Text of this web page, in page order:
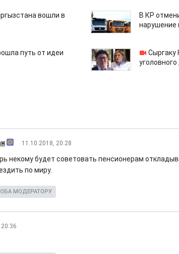
вошли в
В КР
нарушение
путь от идеи
Сыргаку
11.10.2018, 20:28
некому будет советовать пенсионерам
по миру.
МОДЕРАТОРУ